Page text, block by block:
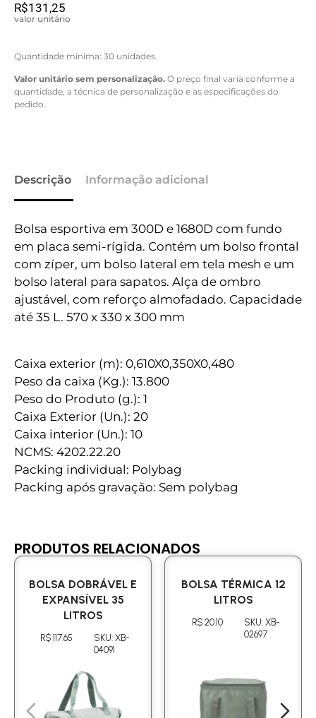
R$131,25
valor unitário
Quantidade mínima: 30 unidades.
Valor unitário sem personalização. O preço final varia conforme a
quantidade, a técnica de personalização e as especificações do
pedido.
Descrição Informação adicional
Bolsa esportiva em 300D e 1680D com fundo
em placa semi-rígida. Contém um bolso frontal
com zíper, um bolso lateral em tela mesh e um
bolso lateral para sapatos. Alça de ombro
ajustável, com reforço almofadado. Capacidade
até 35 L. 570 x 330 x 300 mm
Caixa exterior (m): 0,610X0,350X0,480
Peso da caixa (Kg.): 13.800
Peso do Produto (g.): 1
Caixa Exterior (Un.): 20
Caixa interior (Un.): 10
NCMS: 4202.22.20
Packing individual: Polybag
Packing após gravação: Sem polybag
PRODUTOS RELACIONADOS
BOLSA DOBRÁVEL E
EXPANSÍVEL 35
LITROS
R$ 117.65
SKU: XB-
04091
BOLSA TÉRMICA 12
LITROS
R$ 20.10
SKU: XB-
02697